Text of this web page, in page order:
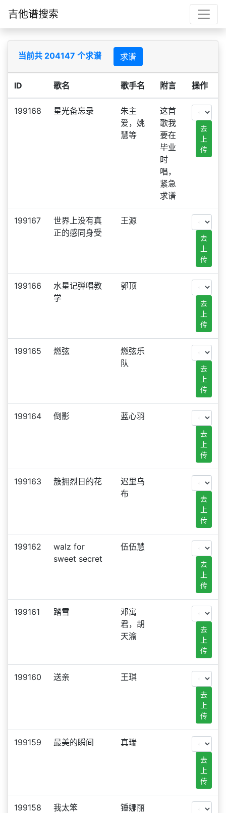
吉他谱搜索
当前共 204147 个求谱 求谱
ID 歌名 歌手名 附言 操作
199168 星光备忘录
朱主
爱，姚
慧等
这首
歌我
要在
毕业
时
唱，
紧急
求谱
去
上
传
199167
世界上没有真
正的感同身受
王源
去
上
传
199166
水星记弹唱教
学
郭顶
去
上
传
199165 燃弦
燃弦乐
队
去
上
传
199164 倒影 蓝心羽
去
上
传
199163 簇拥烈日的花
迟里乌
布
去
上
传
199162
walz for
sweet secret
伍伍慧
去
上
传
199161 踏雪
邓寓
君，胡
天渝
去
上
传
199160 送亲 王琪
去
上
传
199159 最美的瞬间 真瑞
去
上
传
199158 我太笨
锤娜丽